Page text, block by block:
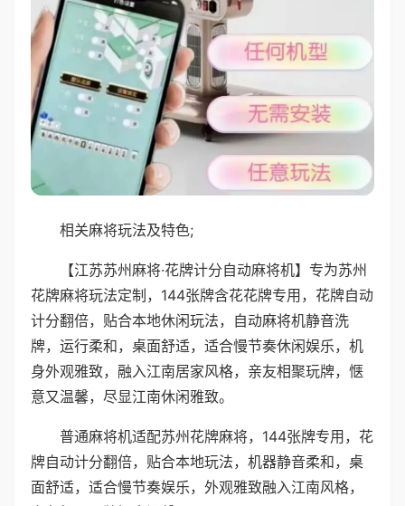
相关麻将玩法及特色;
【江苏苏州麻将·花牌计分自动麻将机】专为苏州
花牌麻将玩法定制，144张牌含花花牌专用，花牌自动
计分翻倍，贴合本地休闲玩法，自动麻将机静音洗
牌，运行柔和，桌面舒适，适合慢节奏休闲娱乐，机
身外观雅致，融入江南居家风格，亲友相聚玩牌，惬
意又温馨，尽显江南休闲雅致。
普通麻将机适配苏州花牌麻将，144张牌专用，花
牌自动计分翻倍，贴合本地玩法，机器静音柔和，桌
面舒适，适合慢节奏娱乐，外观雅致融入江南风格，